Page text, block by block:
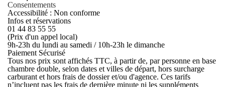
Consentements
Accessibilité : Non conforme
Infos et réservations
01 44 83 55 55
(Prix d'un appel local)
9h-23h du lundi au samedi / 10h-23h le dimanche
Paiement Sécurisé
Tous nos prix sont affichés TTC, à partir de, par personne en base
chambre double, selon dates et villes de départ, hors surcharge
carburant et hors frais de dossier et/ou d'agence. Ces tarifs
n’incluent pas les frais de dernière minute ni les suppléments